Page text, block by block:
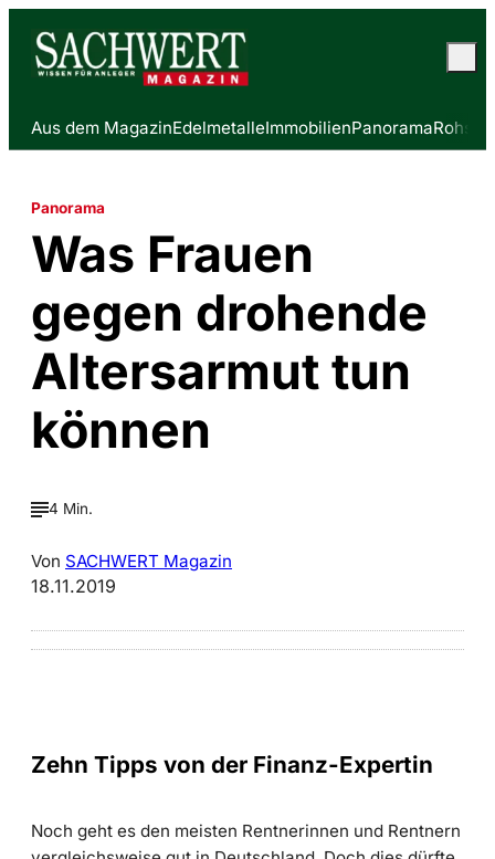
Aus dem MagazinEdelmetalleImmobilienPanorama
Panorama
Was Frauen
gegen drohende
Altersarmut tun
können
4 Min.
Von SACHWERT Magazin
18.11.2019
Zehn Tipps von der Finanz-Expertin
Noch geht es den meisten Rentnerinnen und Rentnern